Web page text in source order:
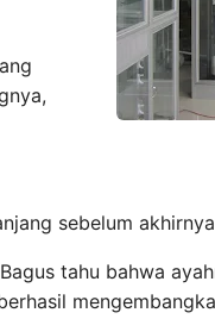
sebelum
tahu bahwa